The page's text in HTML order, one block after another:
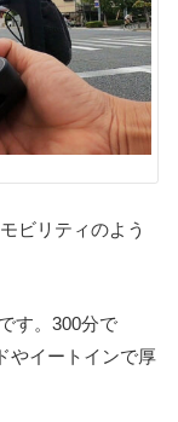
ビリティのよう
す。300分で
やイートインで厚